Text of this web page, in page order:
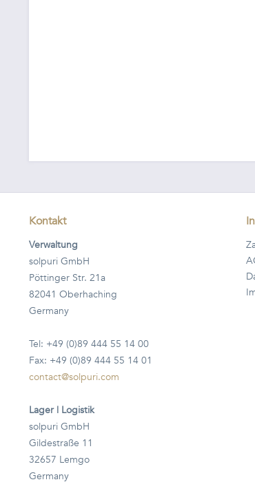
Kontakt
Verwaltung
solpuri GmbH
Pöttinger Str. 21a
82041 Oberhaching
Germany
Tel: +49 (0)89 444 55 14 00
Fax: +49 (0)89 444 55 14 01
contact@solpuri.com
Lager | Logistik
solpuri GmbH
Gildestraße 11
32657 Lemgo
Germany